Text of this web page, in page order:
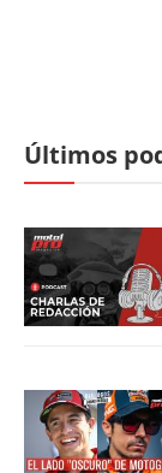
Últimos